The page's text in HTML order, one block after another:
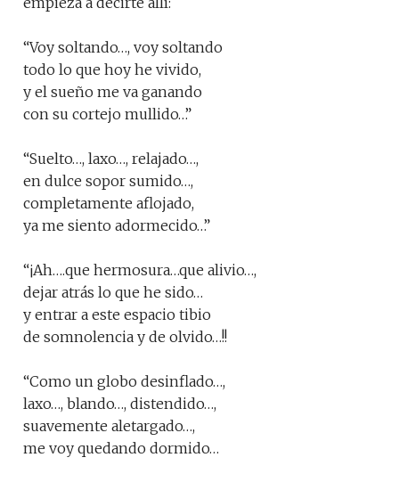
“Voy soltando…, voy soltando
todo lo que hoy he vivido,
y el sueño me va ganando
con su cortejo mullido…”
“Suelto…, laxo…, relajado…,
en dulce sopor sumido…,
completamente aflojado,
ya me siento adormecido…”
“¡Ah….que hermosura…que alivio…,
dejar atrás lo que he sido…
y entrar a este espacio tibio
de somnolencia y de olvido…!!
“Como un globo desinflado…,
laxo…, blando…, distendido…,
suavemente aletargado…,
me voy quedando dormido…